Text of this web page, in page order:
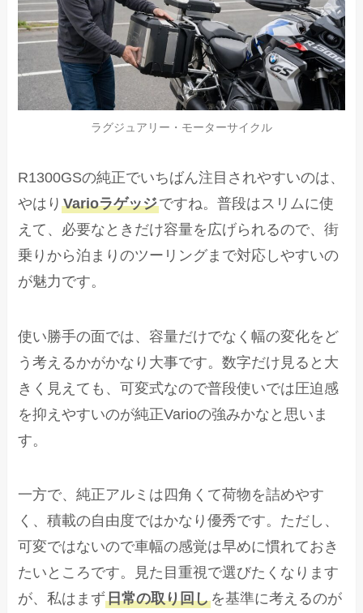
ラグジュアリー・モーターサイクル
R1300GSの純正でいちばん注目されやすいのは、
やはりVarioラゲッジですね。普段はスリムに使
えて、必要なときだけ容量を広げられるので、街
乗りから泊まりのツーリングまで対応しやすいの
が魅力です。
使い勝手の面では、容量だけでなく幅の変化をど
う考えるかがかなり大事です。数字だけ見ると大
きく見えても、可変式なので普段使いでは圧迫感
を抑えやすいのが純正Varioの強みかなと思いま
す。
一方で、純正アルミは四角くて荷物を詰めやす
く、積載の自由度ではかなり優秀です。ただし、
可変ではないので車幅の感覚は早めに慣れておき
たいところです。見た目重視で選びたくなります
が、私はまず日常の取り回しを基準に考えるのが